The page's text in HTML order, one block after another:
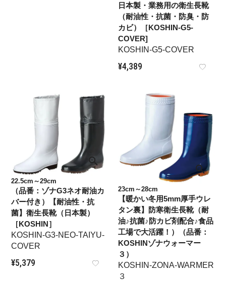
日本製・業務用の衛生長靴
（耐油性・抗菌・防臭・防
カビ）［KOSHIN-G5-
COVER]
KOSHIN-G5-COVER
¥4,389
22.5cm～29cm
（品番：ゾナG3ネオ耐油カ
バー付き）【耐油性・抗
菌】衛生長靴（日本製）
［KOSHIN］
KOSHIN-G3-NEO-TAIYU-
COVER
¥5,379
23cm～28cm
【暖かい冬用5mm厚手ウレ
タン裏】防寒衛生長靴（耐
油♪抗菌♪防カビ剤配合♪食品
工場で大活躍！）（品番：
KOSHINゾナウォーマー
３）
KOSHIN-ZONA-WARMER
３